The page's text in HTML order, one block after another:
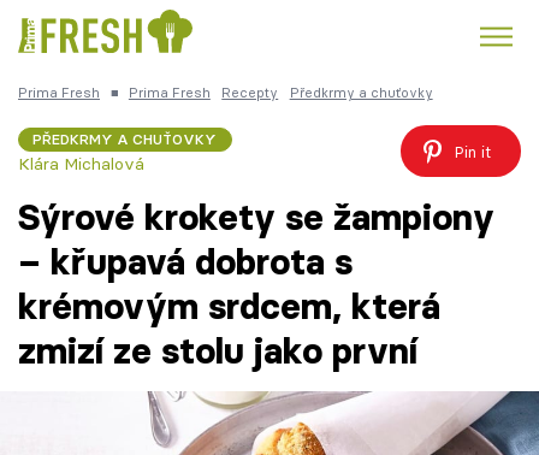
Česká kuchyně
Témata
Prima Fresh ■ Prima Fresh Recepty Předkrmy a chuťovky
PŘEDKRMY A CHUŤOVKY
Klára Michalová
Pin it
Sýrové krokety se žampiony
– křupavá dobrota s
krémovým srdcem, která
zmizí ze stolu jako první